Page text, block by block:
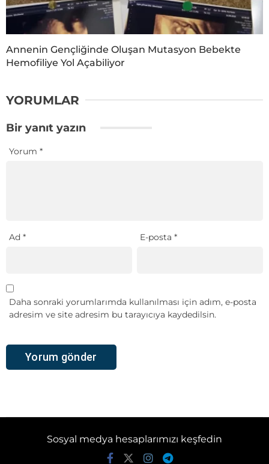
Annenin Gençliğinde Oluşan Mutasyon Bebekte
Hemofiliye Yol Açabiliyor
YORUMLAR
Bir yanıt yazın
Yorum *
Ad * E-posta*
Daha sonraki yorumlarımda kullanılması için adım, e-posta
adresim ve site adresim bu tarayıcıya kaydedilsin.
Sosyal medya hesaplarımızı keşfedin